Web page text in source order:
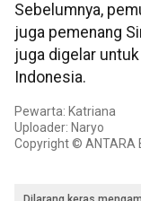
Sebelumnya,
juga pemenang
juga digelar
Indonesia.
Pewarta: Katriana
Uploader: Naryo
Copyright © ANTARA